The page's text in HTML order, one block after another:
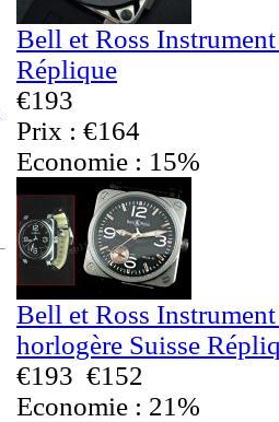
Bell et Ross
Réplique
€193
Prix : €164
Economie : 15%
Bell et Ross
horlogère Suisse
€193 €152
Economie : 21%